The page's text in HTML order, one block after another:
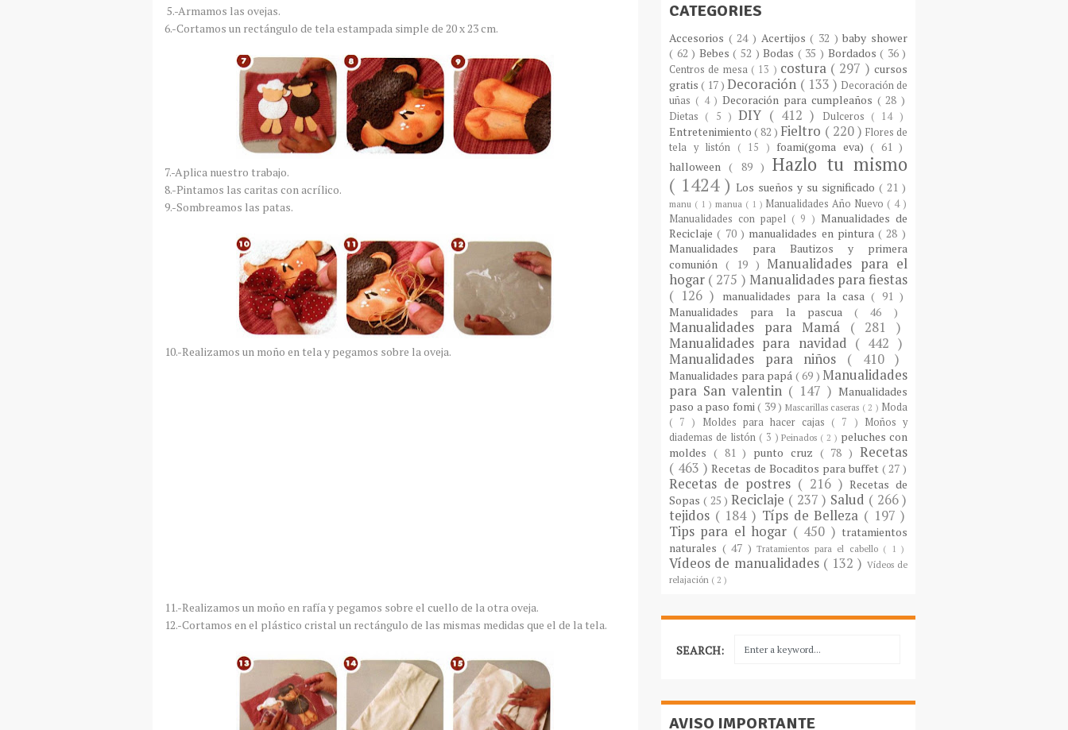
5.-Armamos las ovejas.
6.-Cortamos un rectángulo de tela estampada simple de 20 x 23 cm.
7.-Aplica nuestro trabajo.
8.-Pintamos las caritas con acrílico.
9.-Sombreamos las patas.
10.-Realizamos un moño en tela y pegamos sobre la oveja.
11.-Realizamos un moño en rafía y pegamos sobre el cuello de la otra oveja.
12.-Cortamos en el plástico cristal un rectángulo de las mismas medidas que el de la tela.
CATEGORIES
Accesorios ( 24 ) Acertijos( 32 )baby shower
( 62 ) Bebes( 52 )Bodas ( 35 ) Bordados( 36 )
Centros de mesa ( 13 ) costura ( 297 )cursos
gratis( 17 )Decoración ( 133 ) Decoración de
uñas ( 4 )Decoración para cumpleaños ( 28 )
Dietas ( 5 )DIY ( 412 ) Dulceros ( 14 )
Entretenimiento( 82 ) Fieltro ( 220 ) Flores de
tela y listón ( 15 ) foami(goma eva)( 61 )
halloween( 89 )Hazlo tu mismo
( 1424 ) Los sueños y su significado ( 21 )
manu ( 1 ) manua ( 1 ) Manualidades Año Nuevo ( 4 )
Manualidades con papel ( 9 )Manualidades de
Reciclaje( 70 ) manualidades en pintura( 28 )
Manualidades para Bautizos y primera
comunión ( 19 ) Manualidades para el
hogar ( 275 ) Manualidades para fiestas
( 126 )
manualidades para la casa( 91 )
Manualidades para la pascua( 46 )
Manualidades para Mamá ( 281 )
Manualidades para navidad ( 442 )
Manualidades para niños ( 410 )
Manualidades para papá ( 69 ) Manualidades
para San valentin ( 147 ) Manualidades
paso a paso fomi( 39 ) Mascarillas caseras ( 2 ) Moda
( 7 ) Moldes para hacer cajas ( 7 ) Moños y
diademas de listón ( 3 )Peinados ( 2 ) peluches con
moldes ( 81 ) punto cruz ( 78 )Recetas
( 463 )Recetas de Bocaditos para buffet ( 27 )
Recetas de postres ( 216 )Recetas de
Sopas ( 25 ) Reciclaje ( 237 ) Salud ( 266 )
tejidos ( 184 ) Típs de Belleza ( 197 )
Tips para el hogar ( 450 )tratamientos
naturales ( 47 )Tratamientos para el cabello ( 1 )
Vídeos de manualidades ( 132 ) Vídeos de
relajación ( 2 )
SEARCH:
AVISO IMPORTANTE